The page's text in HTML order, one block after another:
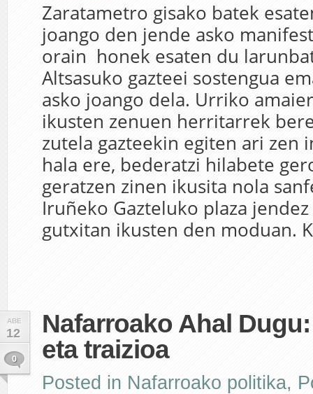
Zaratametro gisako batek
joango den jende asko
orain honek esaten du
Altsasuko gazteei sostengua
asko joango dela. Urriko
ikusten zenuen herritarrek
zutela gazteekin egiten ari zen
hala ere, bederatzi hilabete
geratzen zinen ikusita nola
Iruñeko Gazteluko plaza
gutxitan ikusten den moduan.
ABE
12
0
Nafarroako Ahal
eta traizioa
Posted in Nafarroako politika,